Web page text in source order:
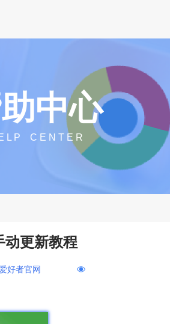
中心
L P C E N T E R
动更新教程
好者官网